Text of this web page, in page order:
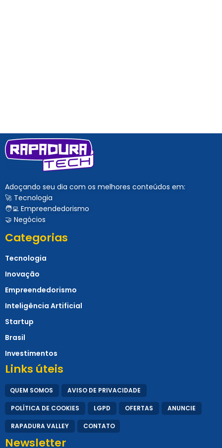
Adoçando seu dia com os melhores conteúdos em:
🚀 Tecnologia
🧑‍💻 Empreendedorismo
🤝 Negócios
Categorias
Tecnologia
Inovação
Empreendedorismo
Inteligência Artificial
Startup
Brasil
Investimentos
Links úteis
QUEM SOMOS AVISO DE PRIVACIDADE
POLÍTICA DE COOKIES LGPD OFERTAS ANUNCIE
RAPADURA VALLEY CONTATO
Newsletter